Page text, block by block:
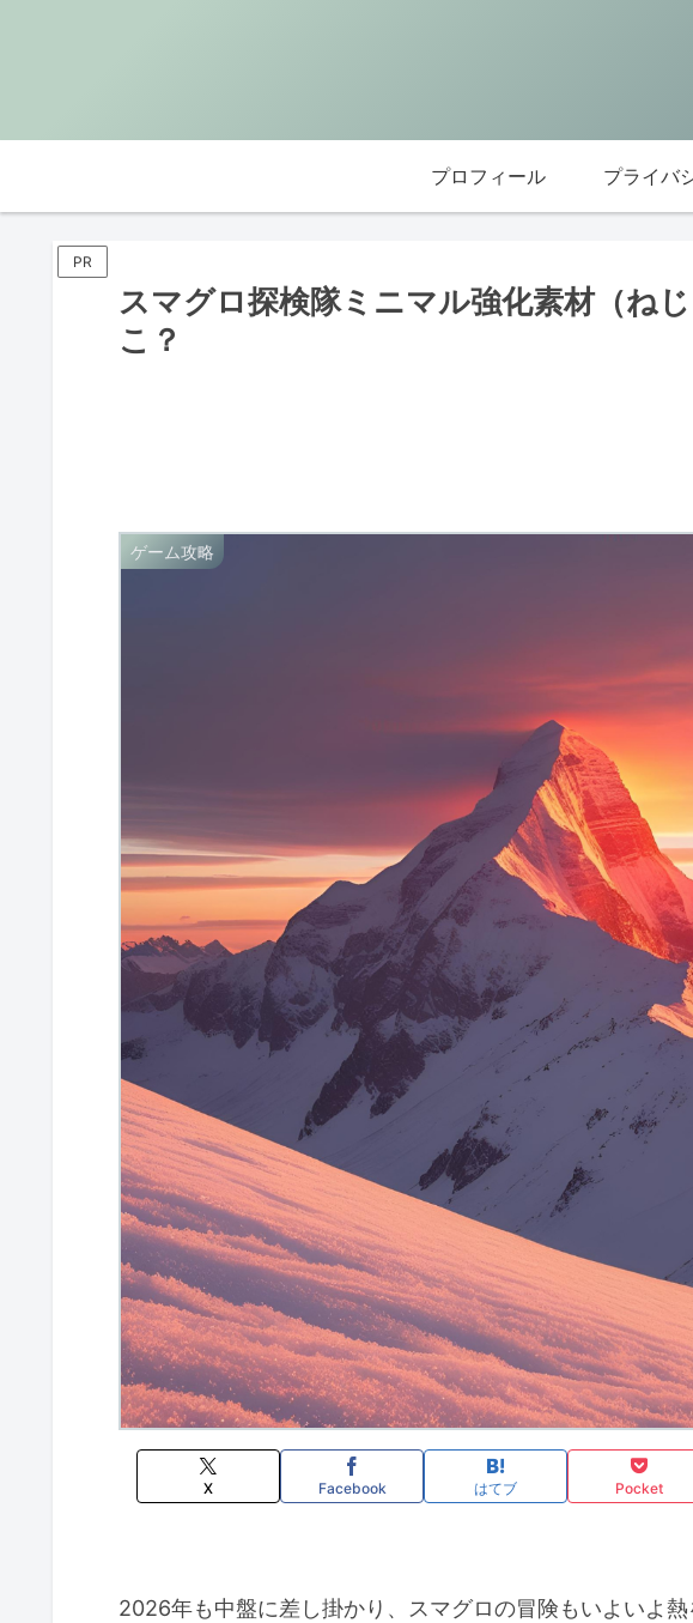
プロフィール プライバ
PR
スマグロ探検隊ミニマル強化素材（ね
こ？
ゲーム攻略
X Facebook はてブ Pocket
2026年も中盤に差し掛かり、スマグロの冒険もいよいよ熱